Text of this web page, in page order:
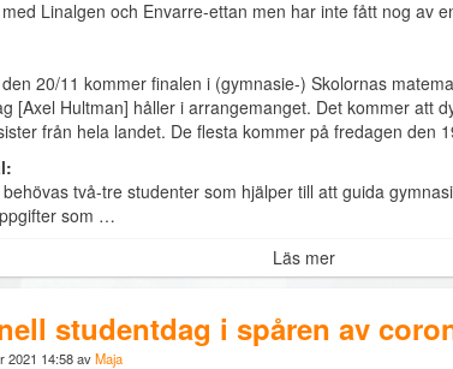
Linalgen och Envarre-ettan men har inte fått nog av
20/11 kommer finalen i (gymnasie-) Skolornas
[Axel Hultman] håller i arrangemanget. Det kommer att
från hela landet. De flesta kommer på fredagen den
två-tre studenter som hjälper till att guida
som …
Läs mer
studentdag i spåren av
2021 14:58 avMaja